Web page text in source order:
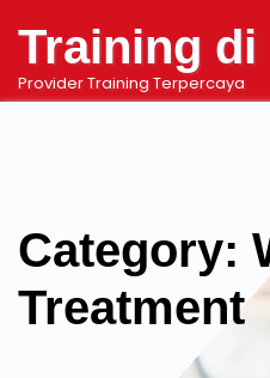
Training di
Provider Training Terpercaya
Category:
Treatment